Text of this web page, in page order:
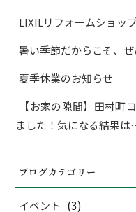
LIXILリフォームショッ
暑い季節だからこそ、
夏季休業のお知らせ
【お家の隙間】田村町
ました！気になる結果は
ブログカテゴリー
イベント (3)